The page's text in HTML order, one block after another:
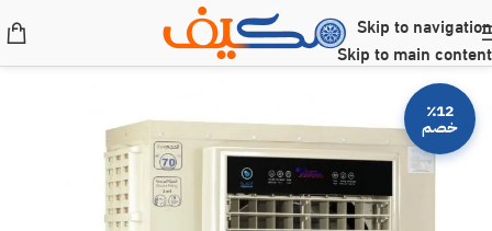
Skip to navigation
Skip to main content
٪12
خصم